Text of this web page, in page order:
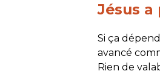
Jésus a
Si ça
avancé
Rien de